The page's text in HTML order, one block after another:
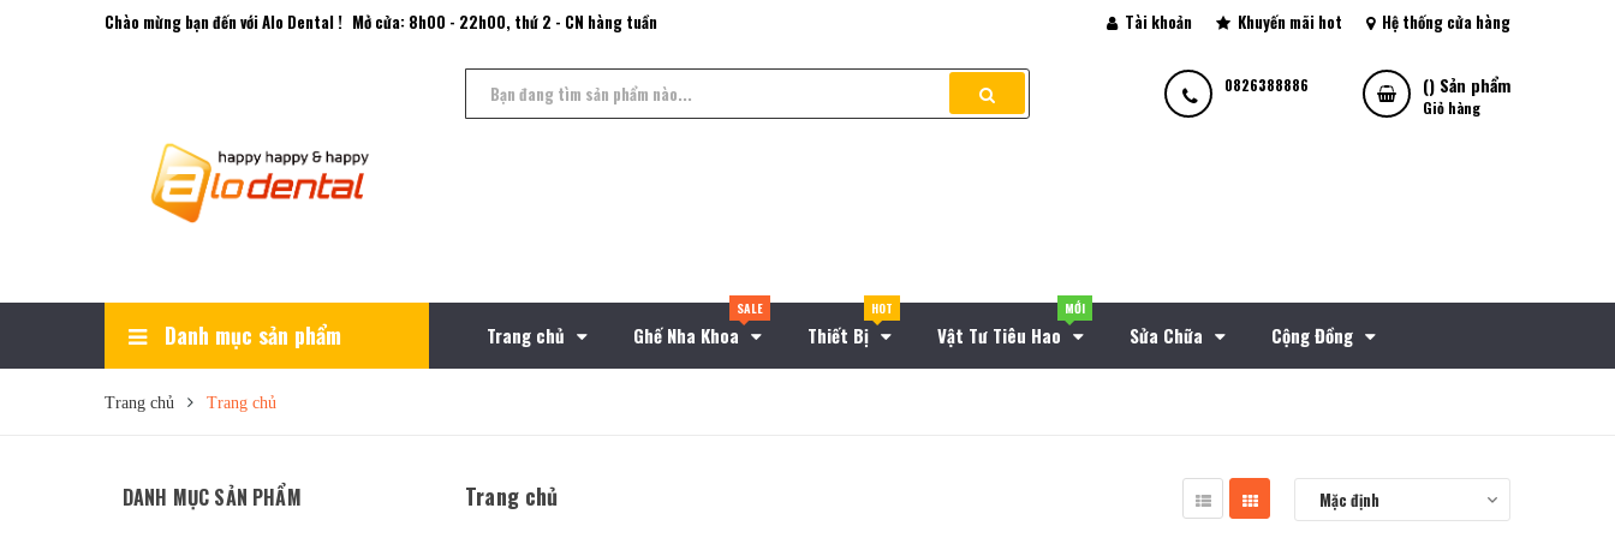
Chào mừng bạn đến với Alo Dental ! Mở cửa: 8h00 - 22h00, thứ 2 - CN hàng tuần Tài khoản Khuyến mãi hot Hệ thống cửa hàng
0826388886 () Sản phẩm
Giỏ hàng
Danh mục sản phẩm Trang chủ Ghế Nha Khoa
SALE
Thiết Bị
HOT
Vật Tư Tiêu Hao
MỚI
Sửa Chữa Cộng Đồng
Trang chủ Trang chủ
Trang chủ Mặc định
DANH MỤC SẢN PHẨM